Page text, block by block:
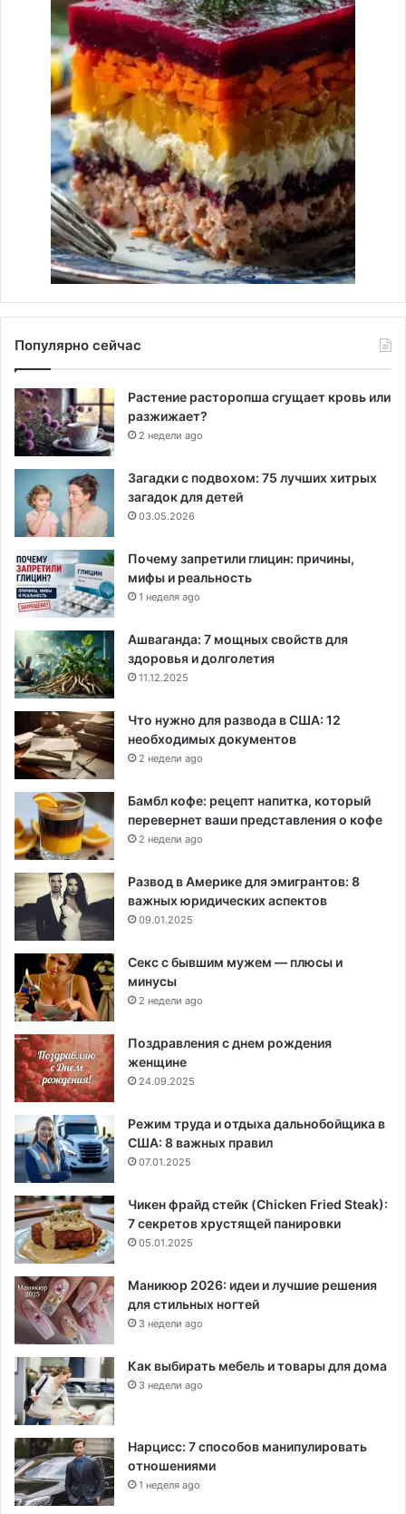
Популярно сейчас
Растение расторопша сгущает кровь или
разжижает?
2 недели ago
Загадки с подвохом: 75 лучших хитрых
загадок для детей
03.05.2026
Почему запретили глицин: причины,
мифы и реальность
1 неделя ago
Ашваганда: 7 мощных свойств для
здоровья и долголетия
11.12.2025
Что нужно для развода в США: 12
необходимых документов
2 недели ago
Бамбл кофе: рецепт напитка, который
перевернет ваши представления о кофе
2 недели ago
Развод в Америке для эмигрантов: 8
важных юридических аспектов
09.01.2025
Секс с бывшим мужем — плюсы и
минусы
2 недели ago
Поздравления с днем рождения
женщине
24.09.2025
Режим труда и отдыха дальнобойщика в
США: 8 важных правил
07.01.2025
Чикен фрайд стейк (Chicken Fried Steak):
7 секретов хрустящей панировки
05.01.2025
Маникюр 2026: идеи и лучшие решения
для стильных ногтей
3 недели ago
Как выбирать мебель и товары для дома
3 недели ago
Нарцисс: 7 способов манипулировать
отношениями
1 неделя ago